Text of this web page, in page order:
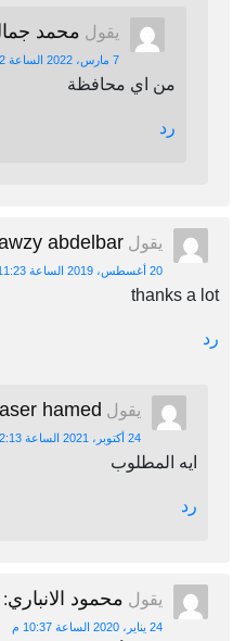
يقول محمد
7 مارس، 2022 الساعة 7:22 م
من اي محافظة
رد
يقول abdelbar
20 أغسطس، 2019 الساعة 11:23 ص
thanks a lot
رد
يقول hamed
24 أكتوبر، 2021 الساعة 12:13 م
ايه المطلوب
رد
يقول محمود الانباري:
24 يناير، 2020 الساعة 10:37 م